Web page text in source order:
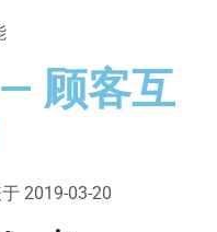
顾客互
2019-03-20